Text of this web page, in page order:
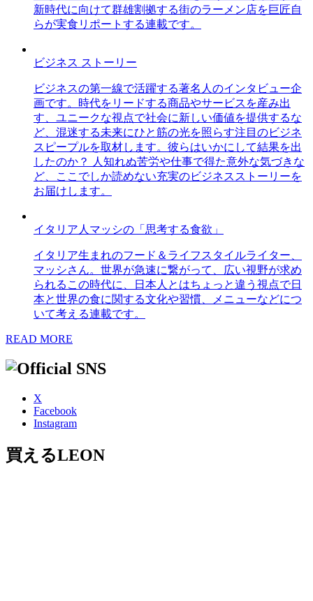
新時代に向けて群雄割拠する街のラーメン店を巨匠自
らが実食リポートする連載です。
ビジネス ストーリー
ビジネスの第一線で活躍する著名人のインタビュー企
画です。時代をリードする商品やサービスを産み出
す、ユニークな視点で社会に新しい価値を提供するな
ど、混迷する未来にひと筋の光を照らす注目のビジネ
スピープルを取材します。彼らはいかにして結果を出
したのか？ 人知れぬ苦労や仕事で得た意外な気づきな
ど、ここでしか読めない充実のビジネスストーリーを
お届けします。
イタリア人マッシの「思考する食欲」
イタリア生まれのフード＆ライフスタイルライター、
マッシさん。世界が急速に繋がって、広い視野が求め
られるこの時代に、日本人とはちょっと違う視点で日
本と世界の食に関する文化や習慣、メニューなどにつ
いて考える連載です。
READ MORE
X
Facebook
Instagram
買えるLEON